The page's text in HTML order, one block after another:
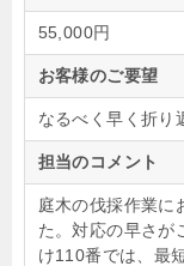
55,000円
お客様のご要望
なるべく早く折り
担当のコメント
庭木の伐採作業に
た。対応の早さが
け110番では、最